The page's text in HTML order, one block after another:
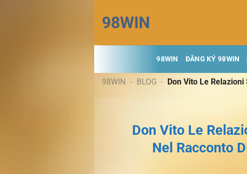
đến
nội
dung
98WIN
98WIN ĐĂNG KÝ 98WIN
98WIN - BLOG - Don Vito Le
Don Vito Le
Nel Racconto